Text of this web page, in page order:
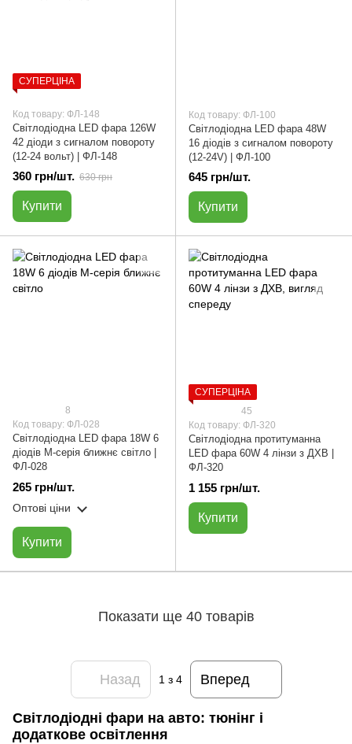
СУПЕРЦІНА
Код товару: ФЛ-148
Світлодіодна LED фара 126W
42 діоди з сигналом повороту
(12-24 вольт) | ФЛ-148
360 грн/шт. 630 грн
Купити
Код товару: ФЛ-100
Світлодіодна LED фара 48W
16 діодів з сигналом повороту
(12-24V) | ФЛ-100
645 грн/шт.
Купити
8
Код товару: ФЛ-028
Світлодіодна LED фара 18W 6
діодів M-серія ближнє світло |
ФЛ-028
265 грн/шт.
Оптові ціни
Купити
СУПЕРЦІНА
45
Код товару: ФЛ-320
Світлодіодна протитуманна
LED фара 60W 4 лінзи з ДХВ |
ФЛ-320
1 155 грн/шт.
Купити
Показати ще 40 товарів
Назад 1 з 4 Вперед
Світлодіодні фари на авто: тюнінг і
додаткове освітлення